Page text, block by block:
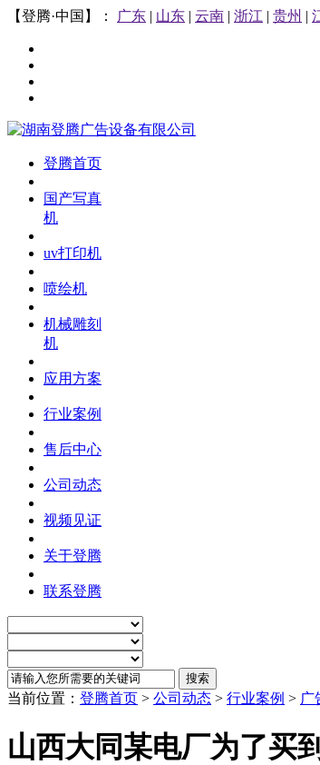
【登腾·中国】： 广东 | 山东 | 云南 | 浙江 | 贵州 |
登腾首页
国产写真
机
uv打印机
喷绘机
机械雕刻
机
应用方案
行业案例
售后中心
公司动态
视频见证
关于登腾
联系登腾
当前位置： 登腾首页 > 公司动态 > 行业案例 > 广
山西大同某电厂为了买